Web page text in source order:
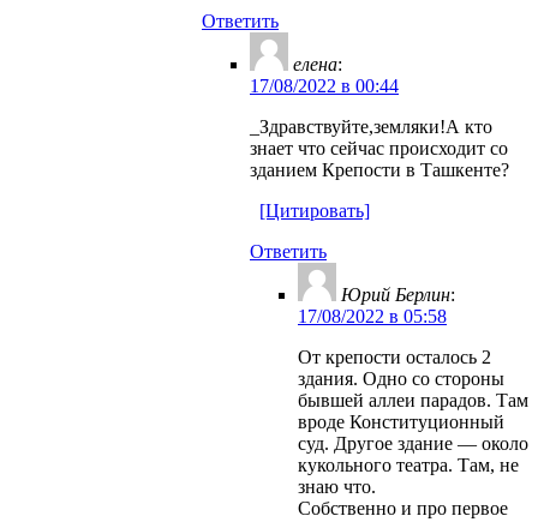
Ответить
елена:
17/08/2022 в 00:44
_Здравствуйте,земляки!А кто
знает что сейчас происходит со
зданием Крепости в Ташкенте?
[Цитировать]
Ответить
Юрий Берлин:
17/08/2022 в 05:58
От крепости осталось 2
здания. Одно со стороны
бывшей аллеи парадов. Там
вроде Конституционный
суд. Другое здание — около
кукольного театра. Там, не
знаю что.
Собственно и про первое